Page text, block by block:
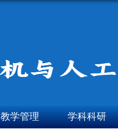
教学管理 学科科研